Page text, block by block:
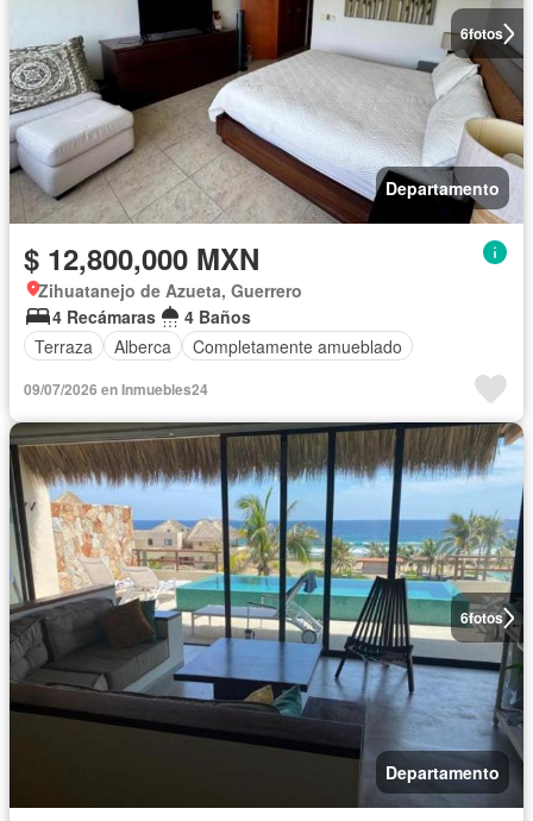
6fotos
Departamento
$ 12,800,000 MXN
Zihuatanejo de Azueta, Guerrero
4 Recámaras
4 Baños
Terraza
Alberca Completamente amueblado
09/07/2026 en Inmuebles24
6fotos
Departamento